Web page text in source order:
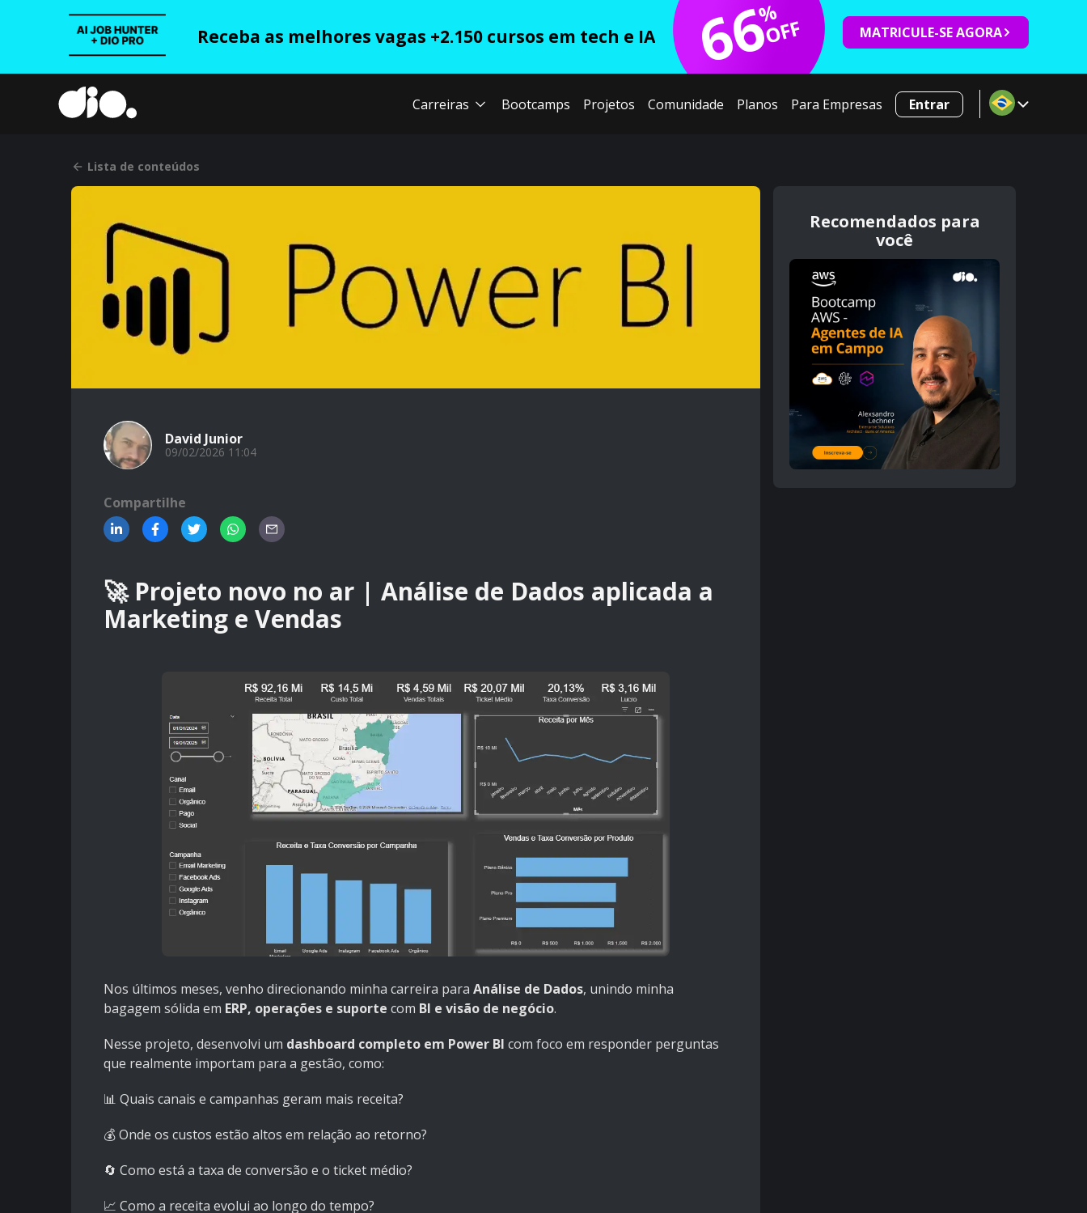
Receba as melhores vagas +2.150 cursos em tech e IA 66
%
OFF MATRICULE-SE AGORA
Carreiras Bootcamps Projetos Comunidade Planos Para Empresas Entrar
Lista de conteúdos
David Junior
09/02/2026 11:04
Compartilhe
🚀 Projeto novo no ar | Análise de Dados aplicada a
Marketing e Vendas
Nos últimos meses, venho direcionando minha carreira para Análise de Dados, unindo minha
bagagem sólida em ERP, operações e suporte com BI e visão de negócio.
Nesse projeto, desenvolvi um dashboard completo em Power BI com foco em responder perguntas
que realmente importam para a gestão, como:
📊 Quais canais e campanhas geram mais receita?
💰 Onde os custos estão altos em relação ao retorno?
🔄 Como está a taxa de conversão e o ticket médio?
📈 Como a receita evolui ao longo do tempo?
Recomendados para
você